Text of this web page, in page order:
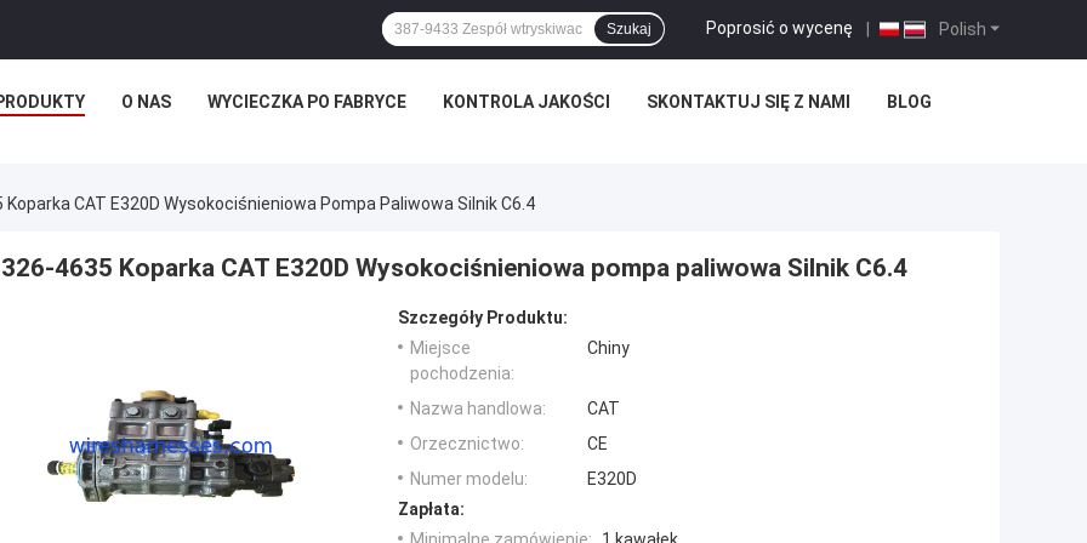
Polish
Poprosić o wycenę |
Szukaj
O NAS WYCIECZKA PO FABRYCE KONTROLA JAKOŚCI SKONTAKTUJ SIĘ Z NAMI BLOG
Koparka CAT E320D Wysokociśnieniowa Pompa Paliwowa Silnik C6.4
326-4635 Koparka CAT E320D Wysokociśnieniowa pompa paliwowa Silnik C6.4
Szczegóły Produktu:
Miejsce
pochodzenia:
Chiny
Nazwa handlowa:
CAT
Orzecznictwo:
CE
Numer modelu:
E320D
Zapłata: